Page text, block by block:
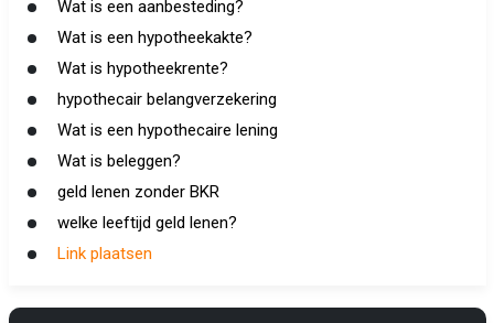
Wat is een aanbesteding?
Wat is een hypotheekakte?
Wat is hypotheekrente?
hypothecair belangverzekering
Wat is een hypothecaire lening
Wat is beleggen?
geld lenen zonder BKR
welke leeftijd geld lenen?
Link plaatsen